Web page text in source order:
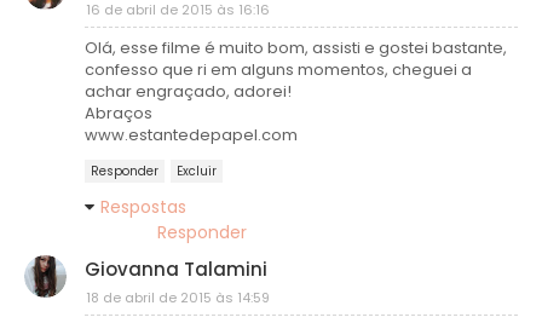
16 de abril de 2015 às 16:16
Olá, esse filme é muito bom, assisti e gostei bastante,
confesso que ri em alguns momentos, cheguei a
achar engraçado, adorei!
Abraços
www.estantedepapel.com
Responder Excluir
Respostas
Responder
Giovanna Talamini
18 de abril de 2015 às 14:59